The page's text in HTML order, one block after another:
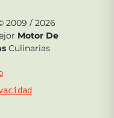
2009 / 2026
Motor De
Culinarias